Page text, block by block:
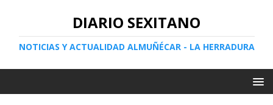
DIARIO SEXITANO
NOTICIAS Y ACTUALIDAD ALMUÑÉCAR - LA HERRADURA